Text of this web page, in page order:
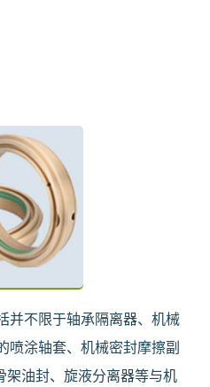
并不限于轴承隔离器、机械
喷涂轴套、机械密封摩擦副
油封、旋液分离器等与机